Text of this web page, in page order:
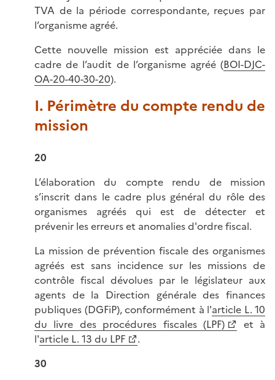
TVA de la période correspondante, reçues par
l’organisme agréé.
Cette nouvelle mission est appréciée dans le
cadre de l’audit de l’organisme agréé (BOI-DJC-
OA-20-40-30-20).
I. Périmètre du compte rendu de
mission
20
L’élaboration du compte rendu de mission
s’inscrit dans le cadre plus général du rôle des
organismes agréés qui est de détecter et
prévenir les erreurs et anomalies d'ordre fiscal.
La mission de prévention fiscale des organismes
agréés est sans incidence sur les missions de
contrôle fiscal dévolues par le législateur aux
agents de la Direction générale des finances
publiques (DGFiP), conformément à l'article L. 10
du livre des procédures fiscales (LPF)
et à
l'article L. 13 du LPF
.
30